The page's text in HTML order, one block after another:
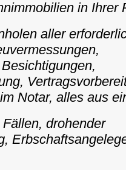
in Ihrer
aller
Notar, alles aus
drohender